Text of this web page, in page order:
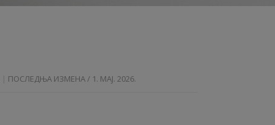
ПОСЛЕДЊА ИЗМЕНА / 1. МАЈ. 2026.